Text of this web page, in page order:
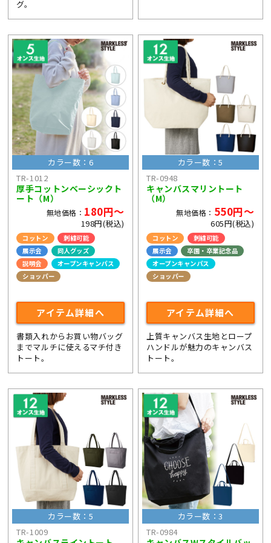
グ。
カラー数：6
TR-1012
厚手コットンベーシックト
ート（M）
無地価格： 180円～
198円(税込)
コットン
刺繍可能
展示会
同人グッズ
説明会
オープンキャンパス
ショッパー
アイテム詳細へ
書類入れからお買い物バッグ
までマルチに使えるマチ付き
トート。
カラー数：5
TR-0948
キャンバスマリントート
（M）
無地価格： 550円～
605円(税込)
コットン
刺繍可能
展示会
卒園・卒業記念品
オープンキャンパス
ショッパー
アイテム詳細へ
上質キャンバス生地とロープ
ハンドルが魅力のキャンバス
トート。
カラー数：5
TR-1009
カラー数：3
TR-0984